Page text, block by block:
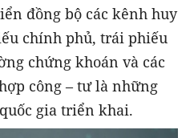
đồng bộ các kênh huy
chính phủ, trái phiếu
chứng khoán và các
công – tư là những
gia triển khai.